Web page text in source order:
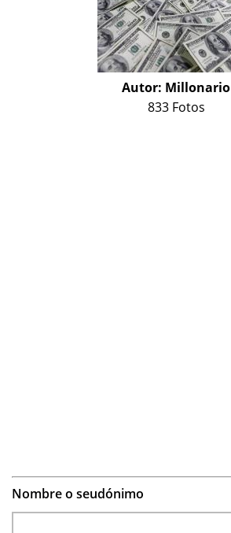
Autor: Millonario
833 Fotos
Nombre o seudónimo